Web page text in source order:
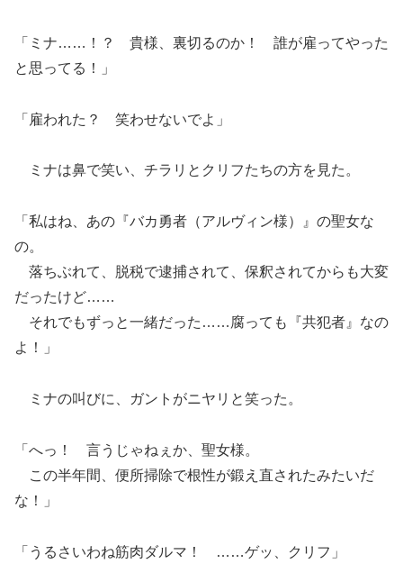
「ミナ……！？ 貴様、裏切るのか！ 誰が雇ってやった
と思ってる！」
「雇われた？ 笑わせないでよ」
ミナは鼻で笑い、チラリとクリフたちの方を見た。
「私はね、あの『バカ勇者（アルヴィン様）』の聖女な
の。
落ちぶれて、脱税で逮捕されて、保釈されてからも大変
だったけど……
それでもずっと一緒だった……腐っても『共犯者』なの
よ！」
ミナの叫びに、ガントがニヤリと笑った。
「へっ！ 言うじゃねぇか、聖女様。
この半年間、便所掃除で根性が鍛え直されたみたいだ
な！」
「うるさいわね筋肉ダルマ！ ……ゲッ、クリフ」